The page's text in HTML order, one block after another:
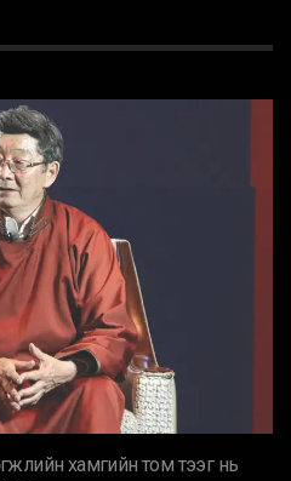
хамгийн том тээг нь